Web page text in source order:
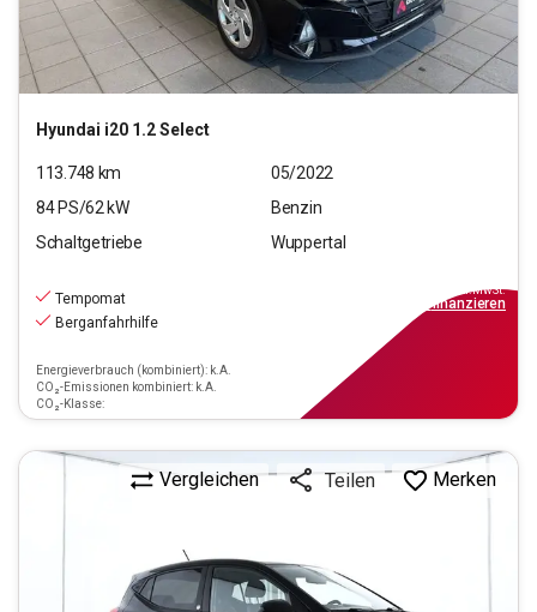
Hyundai i20 1.2 Select
113.748 km
05/2022
84PS/62 kW
Benzin
Schaltgetriebe
Wuppertal
Tempomat
Berganfahrhilfe
Energieverbrauch (kombiniert): k.A.
CO₂-Emissionen kombiniert: k.A.
CO₂-Klasse:
inkl.MwSt.
finanzieren
Vergleichen Teilen Merken